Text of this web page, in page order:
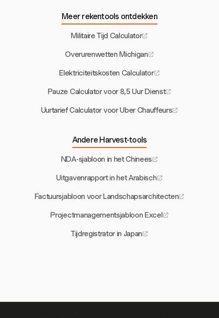
Meer rekentools ontdekken
Militaire Tijd Calculator
Overurenwetten Michigan
Elektriciteitskosten Calculator
Pauze Calculator voor 8,5 Uur Dienst
Uurtarief Calculator voor Uber Chauffeurs
Andere Harvest-tools
NDA-sjabloon in het Chinees
Uitgavenrapport in het Arabisch
Factuursjabloon voor Landschapsarchitecten
Projectmanagementsjabloon Excel
Tijdregistrator in Japan